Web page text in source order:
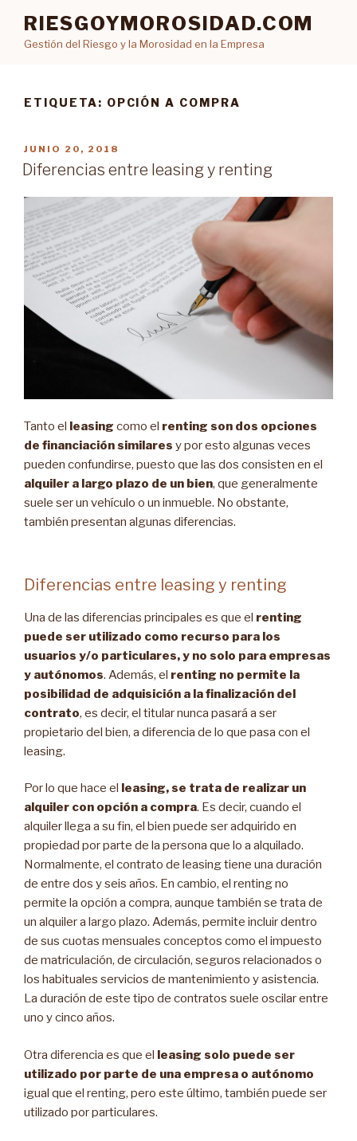
contenido
RIESGOYMOROSIDAD.COM
Gestión del Riesgo y la Morosidad en la Empresa
ETIQUETA: OPCIÓN A COMPRA
PUBLICADO
EN
JUNIO 20, 2018
Diferencias entre leasing y renting
Tanto el leasing como el renting son dos opciones
de financiación similares y por esto algunas veces
pueden confundirse, puesto que las dos consisten en el
alquiler a largo plazo de un bien, que generalmente
suele ser un vehículo o un inmueble. No obstante,
también presentan algunas diferencias.
Diferencias entre leasing y renting
Una de las diferencias principales es que el renting
puede ser utilizado como recurso para los
usuarios y/o particulares, y no solo para empresas
y autónomos. Además, el renting no permite la
posibilidad de adquisición a la finalización del
contrato, es decir, el titular nunca pasará a ser
propietario del bien, a diferencia de lo que pasa con el
leasing.
Por lo que hace el
leasing, se trata de realizar un
alquiler con opción a compra. Es decir, cuando el
alquiler llega a su fin, el bien puede ser adquirido en
propiedad por parte de la persona que lo a alquilado.
Normalmente, el contrato de leasing tiene una duración
de entre dos y seis años. En cambio, el renting no
permite la opción a compra, aunque también se trata de
un alquiler a largo plazo. Además, permite incluir dentro
de sus cuotas mensuales conceptos como el impuesto
de matriculación, de circulación, seguros relacionados o
los habituales servicios de mantenimiento y asistencia.
La duración de este tipo de contratos suele oscilar entre
uno y cinco años.
Otra diferencia es que el leasing solo puede ser
utilizado por parte de una empresa o autónomo
igual que el renting, pero este último, también puede ser
utilizado por particulares.